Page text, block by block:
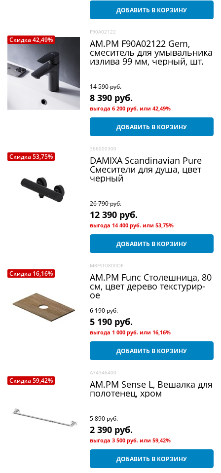
ДОБАВИТЬ В КОРЗИНУ
Скидка 42,49%
F90A02122
AM.PM F90A02122 Gem,
смеситель для умывальника
излива 99 мм, черный, шт.
14 590 руб.
8 390 руб.
выгода6 200 руб. или42,49%
ДОБАВИТЬ В КОРЗИНУ
Скидка 53,75%
366000300
DAMIXA Scandinavian Pure
Смесители для душа, цвет
черный
26 790 руб.
12 390 руб.
выгода 14 400 руб. или53,75%
ДОБАВИТЬ В КОРЗИНУ
Скидка 16,16%
M8FST0800OF
AM.PM Func Столешница, 80
см, цвет дерево текстурир-
ое
6 190 руб.
5 190 руб.
выгода 1 000 руб. или 16,16%
ДОБАВИТЬ В КОРЗИНУ
Скидка 59,42%
A74346400
AM.PM Sense L, Вешалка для
полотенец, хром
5 890 руб.
2 390 руб.
выгода3 500 руб. или59,42%
ДОБАВИТЬ В КОРЗИНУ